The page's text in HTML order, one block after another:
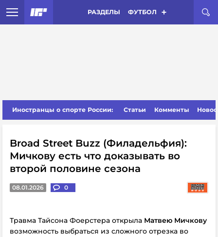
РАЗДЕЛЫ ФУТБОЛ
Иностранцы о спорте России: Статьи Комменты
Broad Street Buzz (Филадельфия):
Мичкову есть что доказывать во
второй половине сезона
08.01.2026 0
Травма Тайсона Фоерстера открыла Матвею Мичкову
возможность выбраться из сложного отрезка во